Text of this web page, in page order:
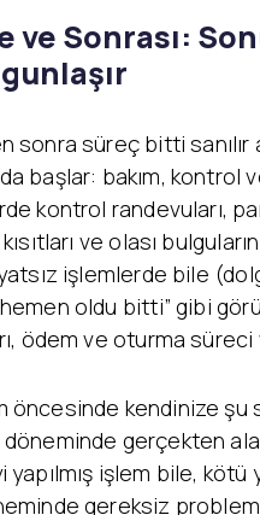
ve Sonrası:
sonra süreç bitti sanılır
başlar: bakım, kontrol
kontrol randevuları,
ve olası
işlemlerde bile
oldu bitti” gibi
ödem ve oturma süreci
öncesinde kendinize şu
gerçekten
yapılmış işlem bile,
gereksiz problem